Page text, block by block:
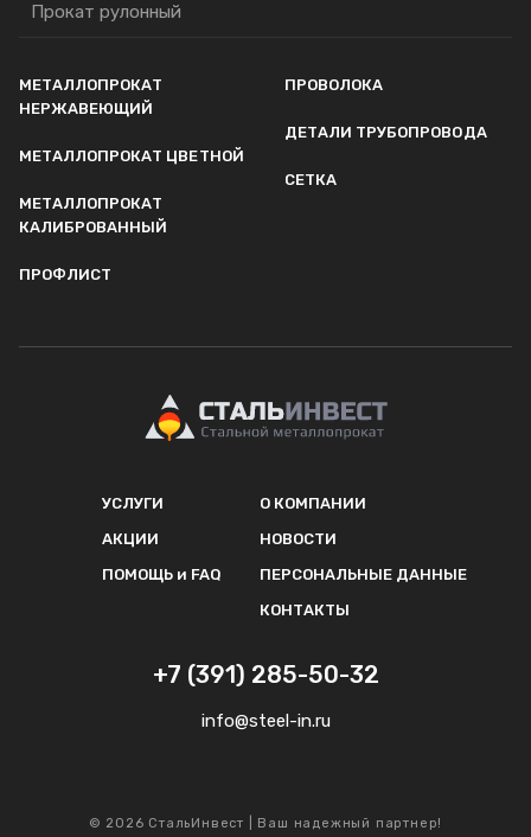
Прокат рулонный
МЕТАЛЛОПРОКАТ
НЕРЖАВЕЮЩИЙ
МЕТАЛЛОПРОКАТ ЦВЕТНОЙ
МЕТАЛЛОПРОКАТ
КАЛИБРОВАННЫЙ
ПРОФЛИСТ
ПРОВОЛОКА
ДЕТАЛИ ТРУБОПРОВОДА
СЕТКА
УСЛУГИ
АКЦИИ
ПОМОЩЬ и FAQ
О КОМПАНИИ
НОВОСТИ
ПЕРСОНАЛЬНЫЕ ДАННЫЕ
КОНТАКТЫ
+7 (391) 285-50-32
info@steel-in.ru
© 2026 СтальИнвест | Ваш надежный партнер!